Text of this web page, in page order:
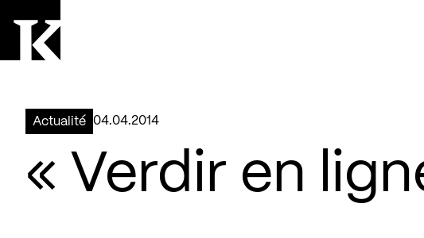
Actualité 04.04.2014
« Verdir en